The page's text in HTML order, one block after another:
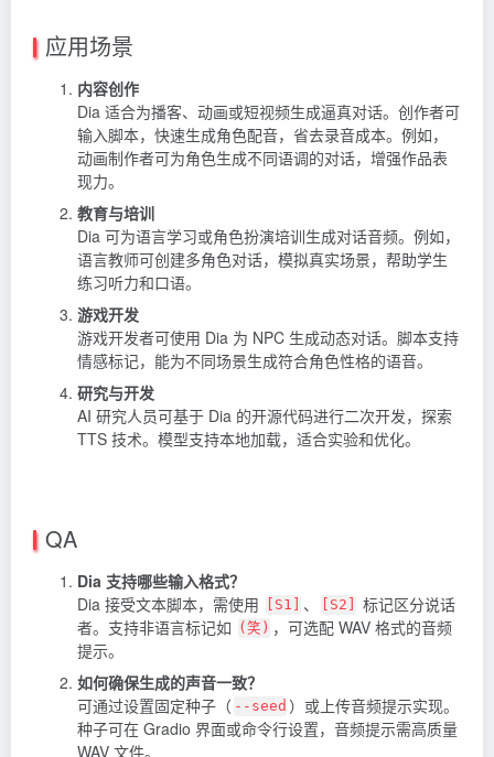
应用场景
内容创作
Dia 适合为播客、动画或短视频生成逼真对话。创作者可
输入脚本，快速生成角色配音，省去录音成本。例如，
动画制作者可为角色生成不同语调的对话，增强作品表
现力。
教育与培训
Dia 可为语言学习或角色扮演培训生成对话音频。例如，
语言教师可创建多角色对话，模拟真实场景，帮助学生
练习听力和口语。
游戏开发
游戏开发者可使用 Dia 为 NPC 生成动态对话。脚本支持
情感标记，能为不同场景生成符合角色性格的语音。
研究与开发
AI 研究人员可基于 Dia 的开源代码进行二次开发，探索
TTS 技术。模型支持本地加载，适合实验和优化。
QA
Dia 支持哪些输入格式？
Dia 接受文本脚本，需使用
[S1] 、 [S2]
标记区分说话
者。支持非语言标记如 (笑) ，可选配 WAV 格式的音频
提示。
如何确保生成的声音一致？
可通过设置固定种子（ --seed ）或上传音频提示实现。
种子可在 Gradio 界面或命令行设置，音频提示需高质量
WAV 文件。